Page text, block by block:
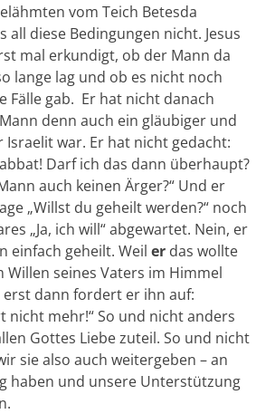
vom Teich Betesda
all diese Bedingungen nicht. Jesus
mal erkundigt, ob der Mann da
lange lag und ob es nicht noch
Fälle gab. Er hat nicht danach
denn auch ein gläubiger und
war. Er hat nicht gedacht:
Darf ich das dann überhaupt?
auch keinen Ärger?“ Und er
„Willst du geheilt werden?“ noch
„Ja, ich will“ abgewartet. Nein, er
einfach geheilt. Weiler das wollte
Willen seines Vaters im Himmel
dann fordert er ihn auf:
nicht mehr!“ So und nicht anders
Gottes Liebe zuteil. So und nicht
sie also auch weitergeben – an
haben und unsere Unterstützung